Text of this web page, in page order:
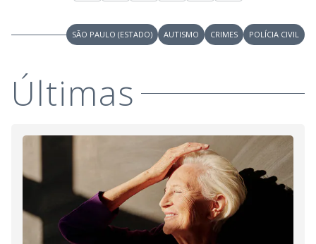
SÃO PAULO (ESTADO) AUTISMO CRIMES POLÍCIA CIVIL
Últimas